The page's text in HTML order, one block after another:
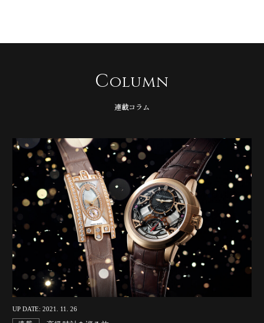
Column
連載コラム
UP DATE: 2021. 11. 26